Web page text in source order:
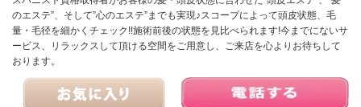
のエステ”、そして”心のエステ”までも実現♪スコープによって頭皮状態、毛
量・毛径を細かくチェック!!施術前後の状態を見比べられます!今までにないサ
ービス、リラックスして頂ける空間をご用意し、ご来店を心よりお待ちして
おります。